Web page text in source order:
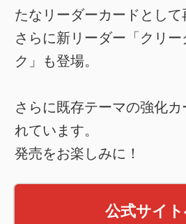
たなリーダーカードとして
さらに新リーダー「クリー
ク」も登場。
さらに既存テーマの強化カ
れています。
発売をお楽しみに！
公式サイ